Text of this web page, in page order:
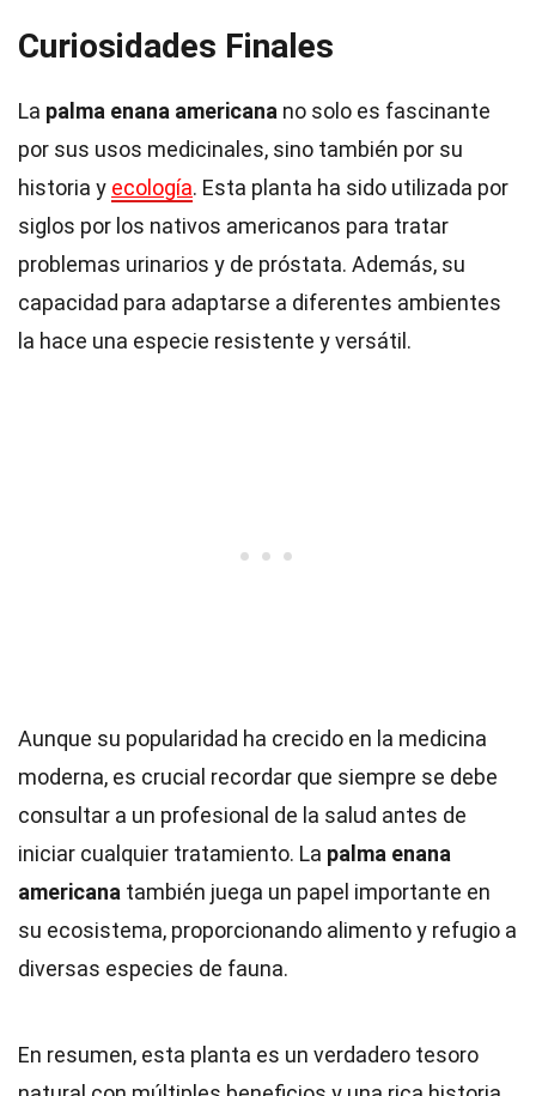
Curiosidades Finales
La palma enana americana no solo es fascinante
por sus usos medicinales, sino también por su
historia y ecología. Esta planta ha sido utilizada por
siglos por los nativos americanos para tratar
problemas urinarios y de próstata. Además, su
capacidad para adaptarse a diferentes ambientes
la hace una especie resistente y versátil.
Aunque su popularidad ha crecido en la medicina
moderna, es crucial recordar que siempre se debe
consultar a un profesional de la salud antes de
iniciar cualquier tratamiento. La palma enana
americana también juega un papel importante en
su ecosistema, proporcionando alimento y refugio a
diversas especies de fauna.
En resumen, esta planta es un verdadero tesoro